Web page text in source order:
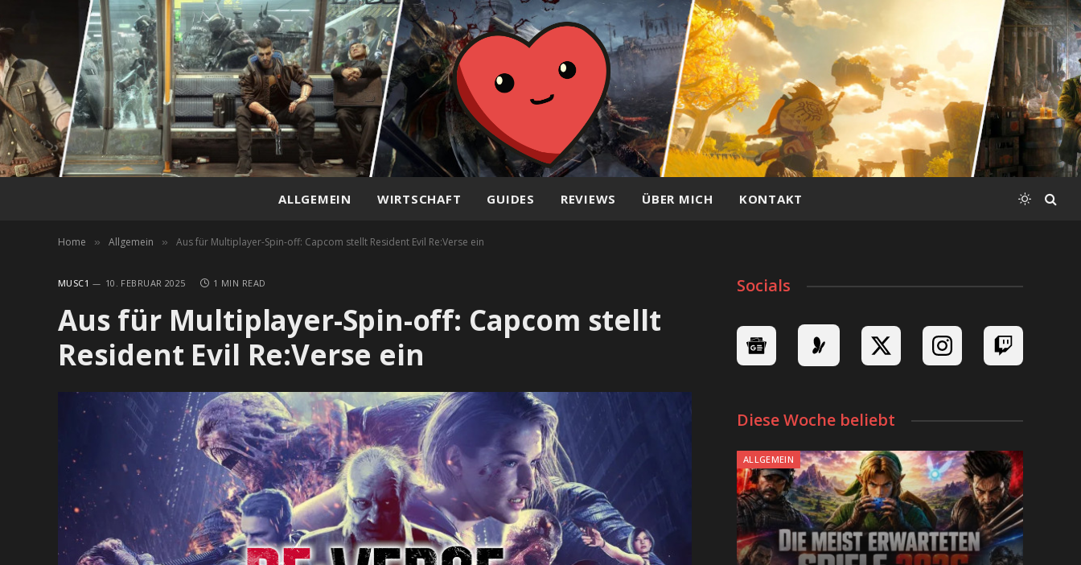
ALLGEMEIN WIRTSCHAFT GUIDES REVIEWS ÜBER MICH KONTAKT
Home » Allgemein » Aus für Multiplayer-Spin-off: Capcom stellt Resident Evil Re:Verse ein
MUSC1 10. FEBRUAR 2025 1 MIN READ
Aus für Multiplayer-Spin-off: Capcom stellt
Resident Evil Re:Verse ein
Socials
Diese Woche beliebt
ALLGEMEIN